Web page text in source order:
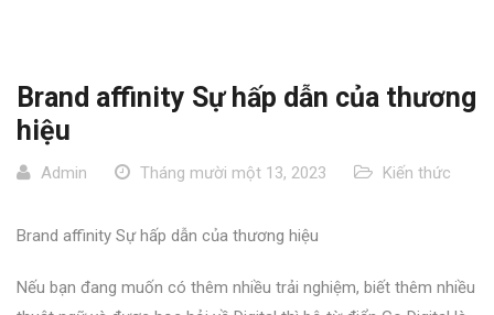
Brand affinity Sự hấp dẫn của thương
hiệu
Admin Tháng mười một 13, 2023 Kiến thức
Brand affinity Sự hấp dẫn của thương hiệu
Nếu bạn đang muốn có thêm nhiều trải nghiệm, biết thêm nhiều